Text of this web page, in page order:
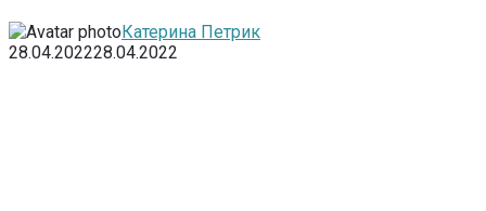
Катерина Петрик
28.04.202228.04.2022